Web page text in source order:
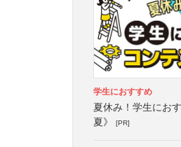
学生におすすめ
夏休み！学生にお
夏》
[PR]